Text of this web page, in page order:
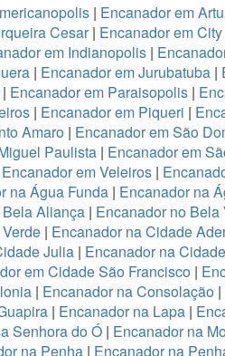
| Encanador em
Cesar| Encanador em
em Indianopolis |
| Encanador em Jurubatuba|
| Encanador em Paraisopolis|
| Encanador em Piqueri |
Amaro| Encanador em São
Paulista | Encanador em
Encanador em Veleiros|
na Água Funda| Encanador na
Aliança | Encanador no Bela
| Encanador na Cidade
Julia | Encanador na
em Cidade São Francisco |
| Encanador na Consolação |
| Encanador na Lapa |
Senhora do Ó| Encanador na
na Penha| Encanador na